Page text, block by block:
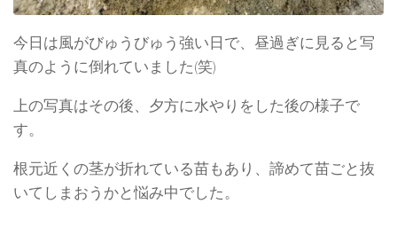
今日は風がびゅうびゅう強い日で、昼過ぎに見ると写
真のように倒れていました(笑)
上の写真はその後、夕方に水やりをした後の様子で
す。
根元近くの茎が折れている苗もあり、諦めて苗ごと抜
いてしまおうかと悩み中でした。